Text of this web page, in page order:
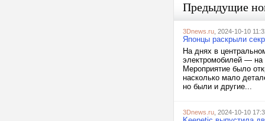
Предыдущие
3Dnews.ru , 2024-10-10
Японцы раскрыли
На днях в
электромобилей — на
Мероприятие было
насколько мало
но были и другие...
3Dnews.ru , 2024-10-10